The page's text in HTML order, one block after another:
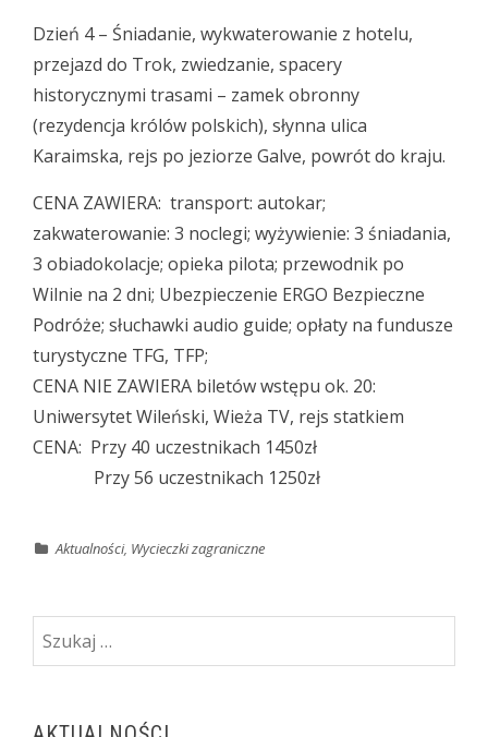
Dzień 4 – Śniadanie, wykwaterowanie z hotelu,
przejazd do Trok, zwiedzanie, spacery
historycznymi trasami – zamek obronny
(rezydencja królów polskich), słynna ulica
Karaimska, rejs po jeziorze Galve, powrót do kraju.
CENA ZAWIERA: transport: autokar;
zakwaterowanie: 3 noclegi; wyżywienie: 3 śniadania,
3 obiadokolacje; opieka pilota; przewodnik po
Wilnie na 2 dni; Ubezpieczenie ERGO Bezpieczne
Podróże; słuchawki audio guide; opłaty na fundusze
turystyczne TFG, TFP;
CENA NIE ZAWIERA biletów wstępu ok. 20:
Uniwersytet Wileński, Wieża TV, rejs statkiem
CENA: Przy 40 uczestnikach 1450zł
Przy 56 uczestnikach 1250zł
Aktualności, Wycieczki zagraniczne
Szukaj: